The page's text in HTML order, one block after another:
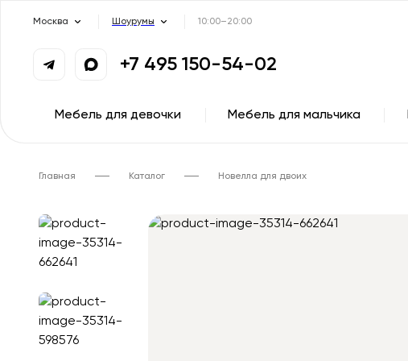
Москва Шоурумы 10:00–20:00
+7 495 150-54-02
Мебель для девочки Мебель для мальчика
Главная Каталог Новелла для двоих